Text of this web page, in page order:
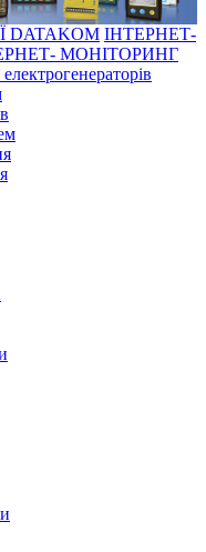
ІНТЕРНЕТ-
МОНІТОРИНГ